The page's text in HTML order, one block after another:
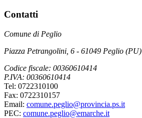
Contatti
Comune di Peglio
Piazza Petrangolini, 6 - 61049 Peglio (PU)
Codice fiscale: 00360610414
P.IVA: 00360610414
Tel: 0722310100
Fax: 0722310157
Email: comune.peglio@provincia.ps.it
PEC: comune.peglio@emarche.it